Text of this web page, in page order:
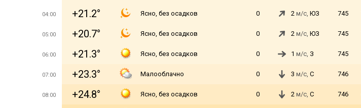
04:00 +21.2° Ясно, без осадков 0 2 м/с, ЮЗ 745
05:00 +20.7° Ясно, без осадков 0 2 м/с, ЮЗ 745
06:00 +21.3° Ясно, без осадков 0 1 м/с, З 745
07:00 +23.3° Малооблачно 0 3 м/с, С 746
08:00 +24.8° Ясно, без осадков 0 2 м/с, С 746